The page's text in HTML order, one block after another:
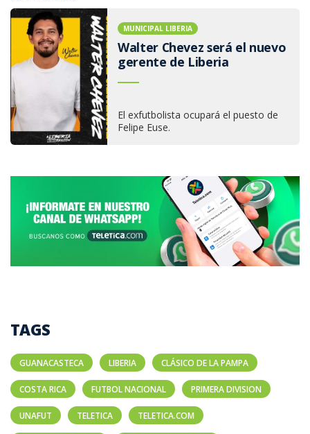
MUNICIPAL LIBERIA
Walter Chevez será el nuevo
gerente de Liberia
El exfutbolista ocupará el puesto de
Felipe Euse.
TAGS
GUANACASTECA LIBERIA CLÁSICO DE LA PAMPA
COSTA RICA FUTBOL NACIONAL PRIMERA DIVISION
UNAFUT TELETICA TELETICA.COM